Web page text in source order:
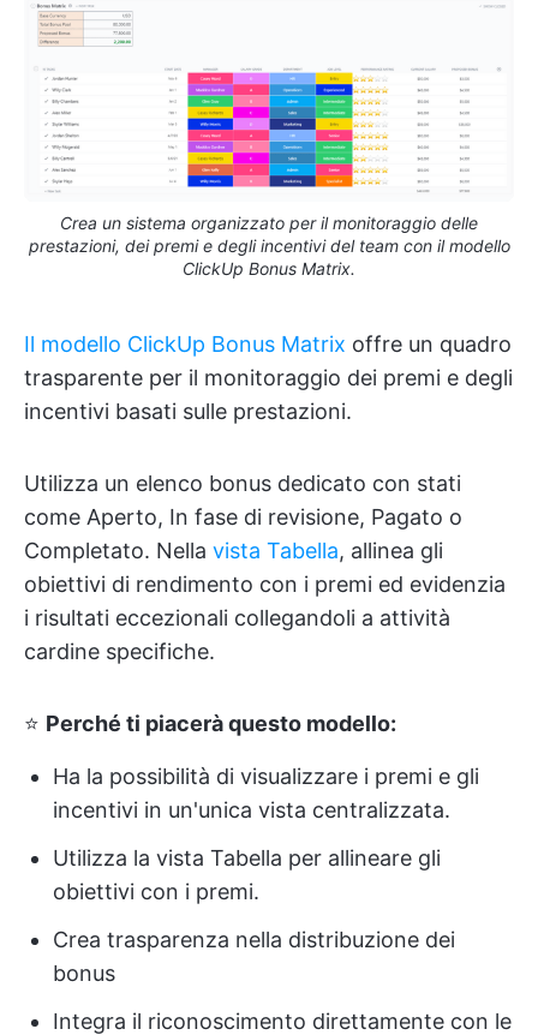
Crea un sistema organizzato per il monitoraggio delle
prestazioni, dei premi e degli incentivi del team con il modello
ClickUp Bonus Matrix.
Il modello ClickUp Bonus Matrix offre un quadro
trasparente per il monitoraggio dei premi e degli
incentivi basati sulle prestazioni.
Utilizza un elenco bonus dedicato con stati
come Aperto, In fase di revisione, Pagato o
Completato. Nella vista Tabella, allinea gli
obiettivi di rendimento con i premi ed evidenzia
i risultati eccezionali collegandoli a attività
cardine specifiche.
⭐ Perché ti piacerà questo modello:
Ha la possibilità di visualizzare i premi e gli
incentivi in un'unica vista centralizzata.
Utilizza la vista Tabella per allineare gli
obiettivi con i premi.
Crea trasparenza nella distribuzione dei
bonus
Integra il riconoscimento direttamente con le